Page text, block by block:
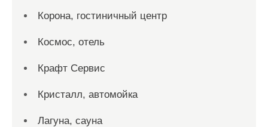
Корона, гостиничный центр
Космос, отель
Крафт Сервис
Кристалл, автомойка
Лагуна, сауна